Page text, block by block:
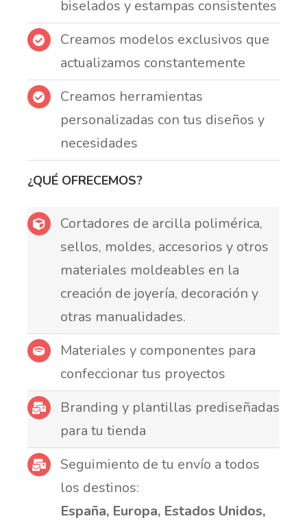
biselados y estampas consistentes
Creamos modelos exclusivos que
actualizamos constantemente
Creamos herramientas
personalizadas con tus diseños y
necesidades
¿QUÉ OFRECEMOS?
Cortadores de arcilla polimérica,
sellos, moldes, accesorios y otros
materiales moldeables en la
creación de joyería, decoración y
otras manualidades.
Materiales y componentes para
confeccionar tus proyectos
Branding y plantillas prediseñadas
para tu tienda
Seguimiento de tu envío a todos
los destinos:
España, Europa, Estados Unidos,